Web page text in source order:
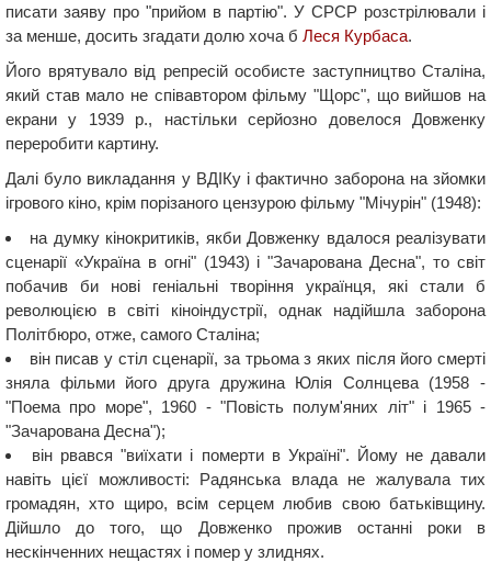
писати заяву про "прийом в партію". У СРСР розстрілювали і
за менше, досить згадати долю хоча б Леся Курбаса.
Його врятувало від репресій особисте заступництво Сталіна,
який став мало не співавтором фільму "Щорс", що вийшов на
екрани у 1939 р., настільки серйозно довелося Довженку
переробити картину.
Далі було викладання у ВДІКу і фактично заборона на зйомки
ігрового кіно, крім порізаного цензурою фільму "Мічурін" (1948):
на думку кінокритиків, якби Довженку вдалося реалізувати
сценарії «Україна в огні" (1943) і "Зачарована Десна", то світ
побачив би нові геніальні творіння українця, які стали б
революцією в світі кіноіндустрії, однак надійшла заборона
Політбюро, отже, самого Сталіна;
він писав у стіл сценарії, за трьома з яких після його смерті
зняла фільми його друга дружина Юлія Солнцева (1958 -
"Поема про море", 1960 - "Повість полум'яних літ" і 1965 -
"Зачарована Десна");
він рвався "виїхати і померти в Україні". Йому не давали
навіть цієї можливості: Радянська влада не жалувала тих
громадян, хто щиро, всім серцем любив свою батьківщину.
Дійшло до того, що Довженко прожив останні роки в
нескінченних нещастях і помер у злиднях.